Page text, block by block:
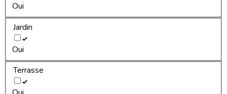
Oui
Jardin
Oui
Terrasse